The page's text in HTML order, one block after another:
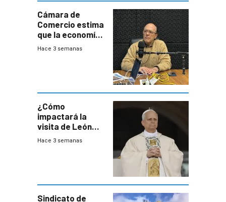
Cámara de
Comercio estima
que la economía
crecerá 1,6%
Hace 3 semanas
¿Cómo
impactará la
visita de León
XIV a Uruguay?
Hace 3 semanas
Sindicato de